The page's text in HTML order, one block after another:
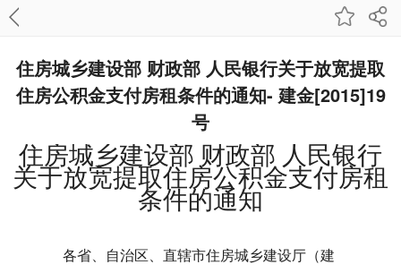
住房城乡建设部 财政部 人民银行关于放宽提取
住房公积金支付房租条件的通知- 建金[2015]19
号
住房城乡建设部 财政部 人民银行
关于放宽提取住房公积金支付房租
条件的通知
各省、自治区、直辖市住房城乡建设厅（建